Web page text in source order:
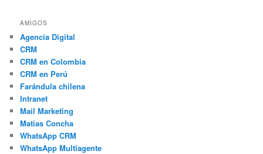
AMIGOS
Agencia Digital
CRM
CRM en Colombia
CRM en Perú
Farándula chilena
Intranet
Mail Marketing
Matias Concha
WhatsApp CRM
WhatsApp Multiagente